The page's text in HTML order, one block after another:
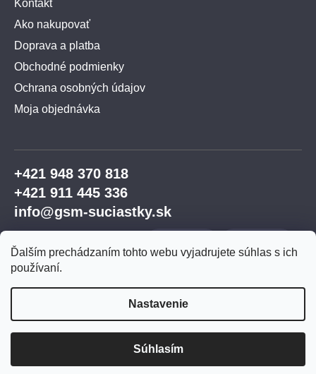
Ďalším prechádzaním tohto webu vyjadrujete súhlas s ich
používaní.
Nastavenie
Súhlasím
Kontakt
Ako nakupovať
Doprava a platba
Obchodné podmienky
Ochrana osobných údajov
Moja objednávka
+421 948 370 818
+421 911 445 336
info@gsm-suciastky.sk
GSM súčiastky
vyhradené.Upraviť nastavenie cookies